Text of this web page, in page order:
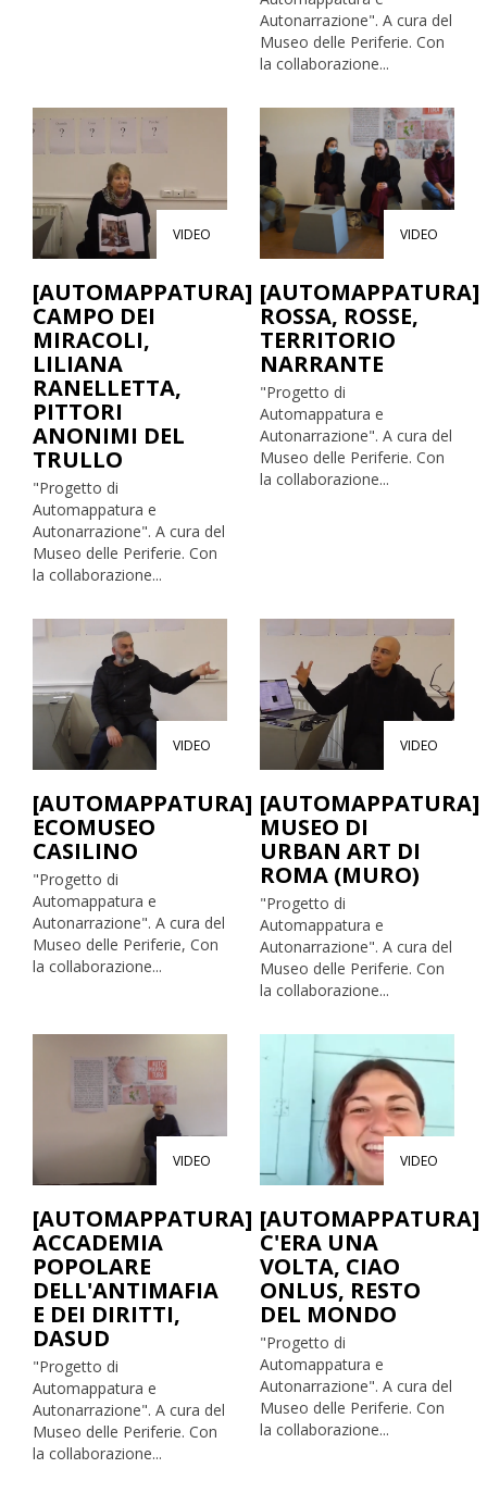
Autonarrazione". A cura del
Museo delle Periferie. Con
la collaborazione...
VIDEO
[AUTOMAPPATURA]
CAMPO DEI
MIRACOLI,
LILIANA
RANELLETTA,
PITTORI
ANONIMI DEL
TRULLO
"Progetto di
Automappatura e
Autonarrazione". A cura del
Museo delle Periferie. Con
la collaborazione...
VIDEO
[AUTOMAPPATURA]
ROSSA, ROSSE,
TERRITORIO
NARRANTE
"Progetto di
Automappatura e
Autonarrazione". A cura del
Museo delle Periferie. Con
la collaborazione...
VIDEO
[AUTOMAPPATURA]
ECOMUSEO
CASILINO
"Progetto di
Automappatura e
Autonarrazione". A cura del
Museo delle Periferie, Con
la collaborazione...
VIDEO
[AUTOMAPPATURA]
MUSEO DI
URBAN ART DI
ROMA (MURO)
"Progetto di
Automappatura e
Autonarrazione". A cura del
Museo delle Periferie. Con
la collaborazione...
VIDEO
[AUTOMAPPATURA]
ACCADEMIA
POPOLARE
DELL'ANTIMAFIA
E DEI DIRITTI,
DASUD
"Progetto di
Automappatura e
Autonarrazione". A cura del
Museo delle Periferie. Con
la collaborazione...
VIDEO
[AUTOMAPPATURA]
C'ERA UNA
VOLTA, CIAO
ONLUS, RESTO
DEL MONDO
"Progetto di
Automappatura e
Autonarrazione". A cura del
Museo delle Periferie. Con
la collaborazione...